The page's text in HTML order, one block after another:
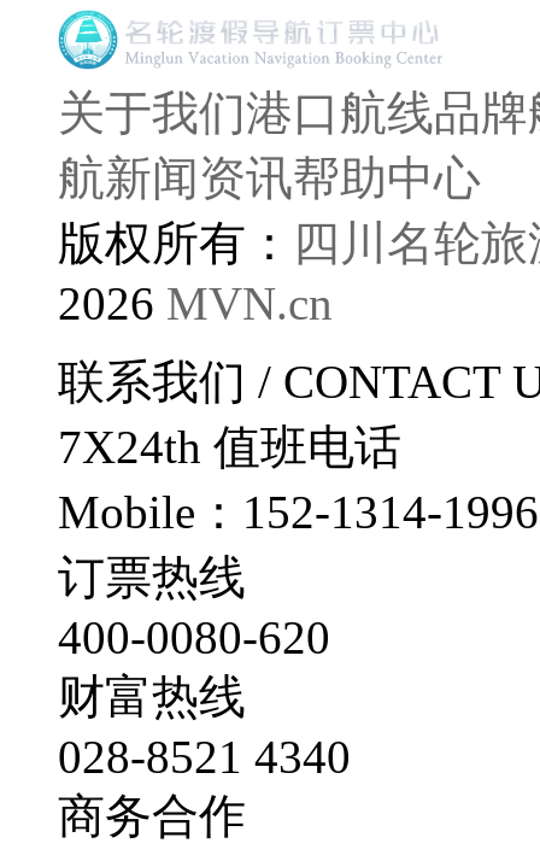
关于我们港口航线品
航新闻资讯帮助中心
版权所有： 四川名轮
2026 MVN.cn
联系我们 / CONTACT
7X24th 值班电话
Mobile：152-1314-1996
订票热线
400-0080-620
财富热线
028-8521 4340
商务合作